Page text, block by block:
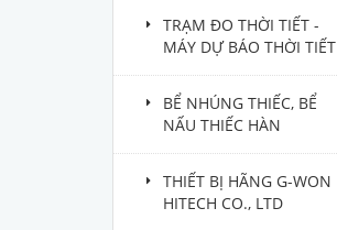
TRẠM ĐO THỜI TIẾT -
MÁY DỰ BÁO THỜI TIẾT
BỂ NHÚNG THIẾC, BỂ
NẤU THIẾC HÀN
THIẾT BỊ HÃNG G-WON
HITECH CO., LTD